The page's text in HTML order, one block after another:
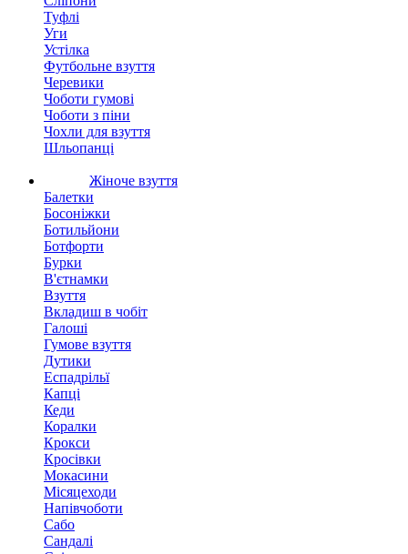
Туфлі
Уги
Устілка
Футбольне взуття
Черевики
Чоботи гумові
Чоботи з піни
Чохли для взуття
Шльопанці
Жіноче взуття
Балетки
Босоніжки
Ботильйони
Ботфорти
Бурки
В'єтнамки
Взуття
Вкладиш в чобіт
Галоші
Гумове взуття
Дутики
Еспадрільї
Капці
Кеди
Коралки
Крокси
Кросівки
Мокасини
Місяцеходи
Напівчоботи
Сабо
Сандалі